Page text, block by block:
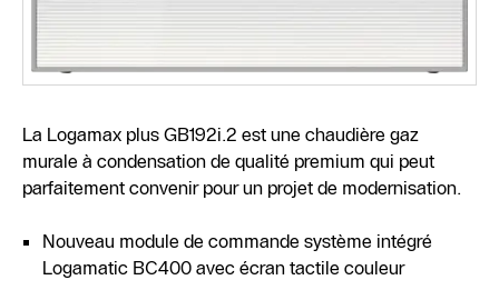
La Logamax plus GB192i.2 est une chaudière gaz
murale à condensation de qualité premium qui peut
parfaitement convenir pour un projet de modernisation.
Nouveau module de commande système intégré
Logamatic BC400 avec écran tactile couleur